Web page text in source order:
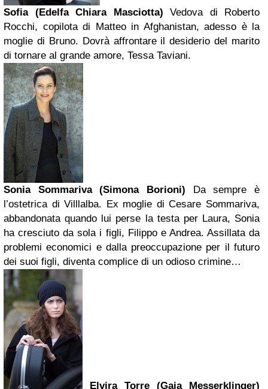
Sofia (Edelfa Chiara Masciotta) Vedova di Roberto
Rocchi, copilota di Matteo in Afghanistan, adesso è la
moglie di Bruno. Dovrà affrontare il desiderio del marito
di tornare al grande amore, Tessa Taviani.
Sonia Sommariva (Simona Borioni) Da sempre è
l’ostetrica di Villlalba. Ex moglie di Cesare Sommariva,
abbandonata quando lui perse la testa per Laura, Sonia
ha cresciuto da sola i figli, Filippo e Andrea. Assillata da
problemi economici e dalla preoccupazione per il futuro
dei suoi figli, diventa complice di un odioso crimine…
Elvira Torre (Gaia Messerklinger)